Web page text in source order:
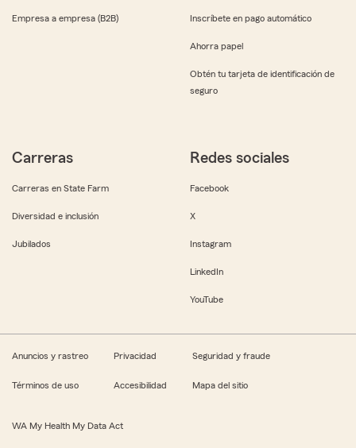
Empresa a empresa (B2B) Inscríbete en pago automático
Ahorra papel
Obtén tu tarjeta de identificación de
seguro
Carreras
Carreras en State Farm
Diversidad e inclusión
Jubilados
Redes sociales
Facebook
X
Instagram
LinkedIn
YouTube
Anuncios y rastreo Privacidad Seguridad y fraude
Términos de uso Accesibilidad Mapa del sitio
WA My Health My Data Act